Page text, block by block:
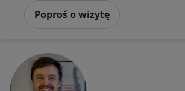
Poproś o wizytę